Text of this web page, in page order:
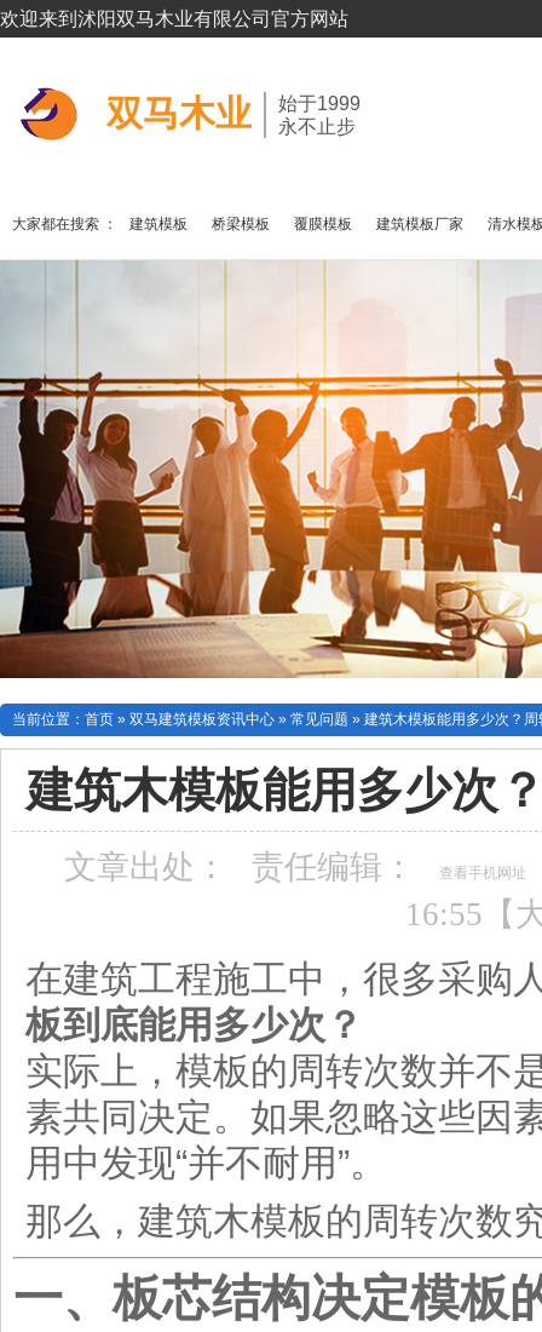
欢迎来到沭阳双马木业有限公司官方网站
双马木业
始于1999
永不止步
大家都在搜索 ： 建筑模板 桥梁模板 覆膜模板 建筑模板厂家 清水模
当前位置： 首页 » 双马建筑模板资讯中心 » 常见问题 » 建筑木模板能用多少次？
建筑木模板能用多少次
文章出处： 责任编辑： 查看手机网址
16:55【
在建筑工程施工中，很多采购
板到底能用多少次？
实际上，模板的周转次数并不
素共同决定。如果忽略这些因
用中发现“并不耐用”。
那么，建筑木模板的周转次数
一、板芯结构决定模板